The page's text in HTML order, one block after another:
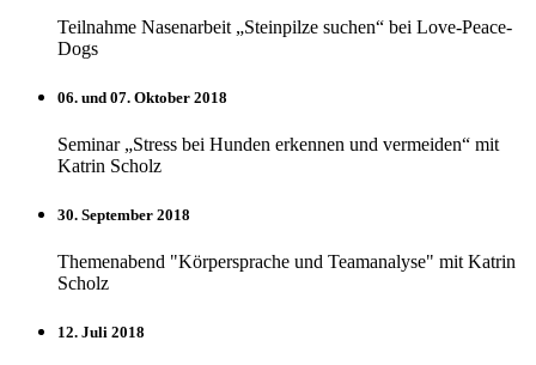
Teilnahme Nasenarbeit „Steinpilze suchen“ bei Love-Peace-
Dogs
06. und 07. Oktober 2018
Seminar „Stress bei Hunden erkennen und vermeiden“ mit
Katrin Scholz
30. September 2018
Themenabend "Körpersprache und Teamanalyse" mit Katrin
Scholz
12. Juli 2018